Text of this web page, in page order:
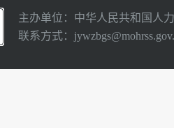
主办单位：中华人民共和国人
联系方式：